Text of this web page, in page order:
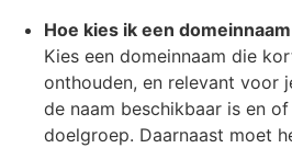
Hoe kies ik een
Kies een domeinnaam die
onthouden, en relevant voor
de naam beschikbaar is en
doelgroep. Daarnaast moet